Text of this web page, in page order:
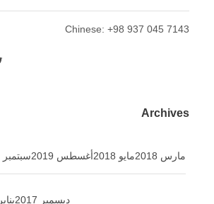
Chinese: +98 937 045 7143
Archives
سبتمبر 2019 أغسطس 2019 مايو 2018 مارس 2018
يناير 2018 ديسمبر 2017